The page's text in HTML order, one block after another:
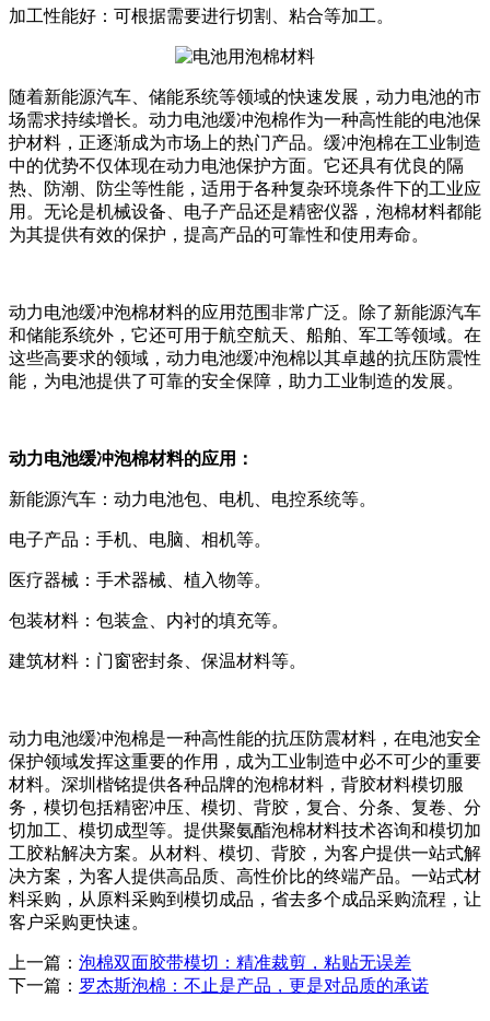
加工性能好：可根据需要进行切割、粘合等加工。
随着新能源汽车、储能系统等领域的快速发展，动力电池的市
场需求持续增长。动力电池缓冲泡棉作为一种高性能的电池保
护材料，正逐渐成为市场上的热门产品。缓冲泡棉在工业制造
中的优势不仅体现在动力电池保护方面。它还具有优良的隔
热、防潮、防尘等性能，适用于各种复杂环境条件下的工业应
用。无论是机械设备、电子产品还是精密仪器，泡棉材料都能
为其提供有效的保护，提高产品的可靠性和使用寿命。
动力电池缓冲泡棉材料的应用范围非常广泛。除了新能源汽车
和储能系统外，它还可用于航空航天、船舶、军工等领域。在
这些高要求的领域，动力电池缓冲泡棉以其卓越的抗压防震性
能，为电池提供了可靠的安全保障，助力工业制造的发展。
动力电池缓冲泡棉材料的应用：
新能源汽车：动力电池包、电机、电控系统等。
电子产品：手机、电脑、相机等。
医疗器械：手术器械、植入物等。
包装材料：包装盒、内衬的填充等。
建筑材料：门窗密封条、保温材料等。
动力电池缓冲泡棉是一种高性能的抗压防震材料，在电池安全
保护领域发挥这重要的作用，成为工业制造中必不可少的重要
材料。深圳楷铭提供各种品牌的泡棉材料，背胶材料模切服
务，模切包括精密冲压、模切、背胶，复合、分条、复卷、分
切加工、模切成型等。提供聚氨酯泡棉材料技术咨询和模切加
工胶粘解决方案。从材料、模切、背胶，为客户提供一站式解
决方案，为客人提供高品质、高性价比的终端产品。一站式材
料采购，从原料采购到模切成品，省去多个成品采购流程，让
客户采购更快速。
上一篇： 泡棉双面胶带模切：精准裁剪，粘贴无误差
下一篇： 罗杰斯泡棉：不止是产品，更是对品质的承诺